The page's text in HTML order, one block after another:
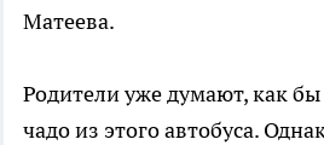
Матеева.
Родители уже думают, как
чадо из этого автобуса.